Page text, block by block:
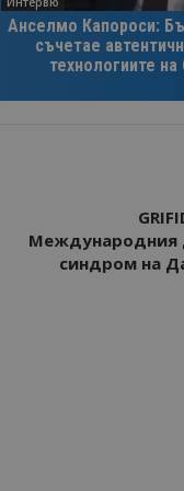
Анселмо Капороси:
съчетае
технологиите
Международния
синдром на